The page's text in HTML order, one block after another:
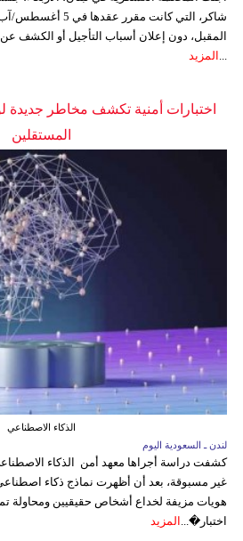
المقبل، دون إعلان أسباب التأجيل أو الكشف
... المزيد
اختبارات أمنية تكشف مخاطر جديدة
المستقلين
الذكاء الاصطناعي
لندن ـ السعودية اليوم
كشفت دراسة أجراها معهد أمن الذكاء
غير مسبوقة، بعد أن أظهرت نماذج ذكاء
هويات مزيفة لخداع أشخاص حقيقيين ومحاولة
اختبار�...
المزيد